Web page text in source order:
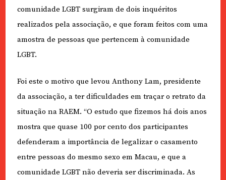
comunidade LGBT surgiram de dois inquéritos
realizados pela associação, e que foram feitos com uma
amostra de pessoas que pertencem à comunidade
LGBT.
Foi este o motivo que levou Anthony Lam, presidente
da associação, a ter dificuldades em traçar o retrato da
situação na RAEM. “O estudo que fizemos há dois anos
mostra que quase 100 por cento dos participantes
defenderam a importância de legalizar o casamento
entre pessoas do mesmo sexo em Macau, e que a
comunidade LGBT não deveria ser discriminada. As